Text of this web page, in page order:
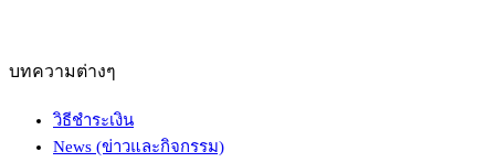
บทความต่างๆ
วิธีชำระเงิน
News (ข่าวและกิจกรรม)